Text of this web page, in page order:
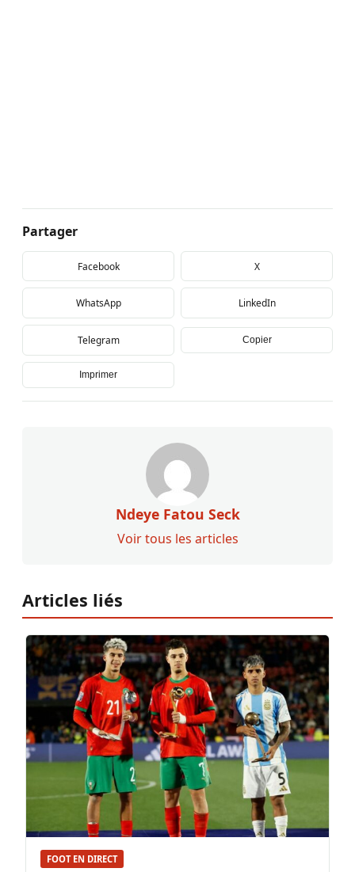
Partager
Facebook X
WhatsApp LinkedIn
Telegram Copier
Imprimer
Ndeye Fatou Seck
Voir tous les articles
Articles liés
FOOT EN DIRECT